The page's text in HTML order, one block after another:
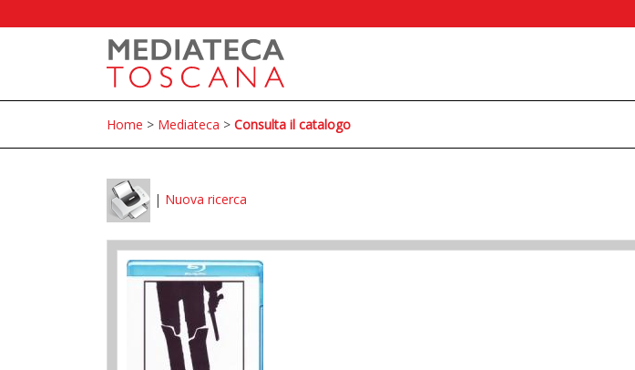
Home > Mediateca > Consulta il catalogo
| Nuova ricerca